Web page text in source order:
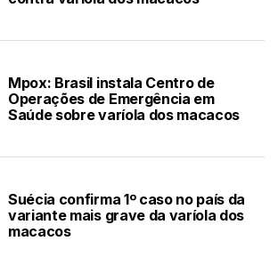
Mpox: Brasil instala Centro de
Operações de Emergência em
Saúde sobre varíola dos macacos
Suécia confirma 1º caso no país da
variante mais grave da varíola dos
macacos